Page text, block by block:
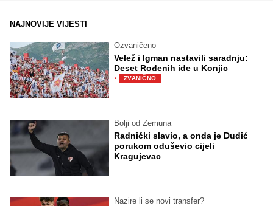
NAJNOVIJE VIJESTI
Ozvaničeno
Velež i Igman nastavili saradnju:
Deset Rođenih ide u Konjic
· ZVANIČNO
Bolji od Zemuna
Radnički slavio, a onda je Dudić
porukom oduševio cijeli
Kragujevac
Nazire li se novi transfer?